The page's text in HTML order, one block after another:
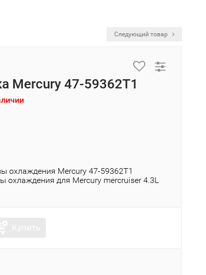
Следующий товар
Mercury 47-59362T1
охлаждения Mercury 47-59362T1
охлаждения для Mercury mercruiser 4.3L